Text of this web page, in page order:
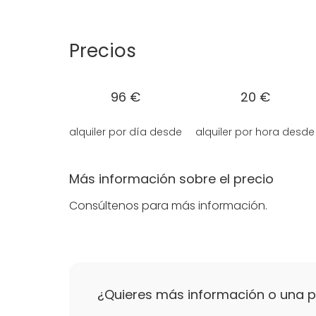
planta donde podréis tomaros un
Precios
96 €
alquiler por día desde
20 €
alquiler por hora desde
Más información sobre el precio
Consúltenos para más información.
¿Quieres más información o una